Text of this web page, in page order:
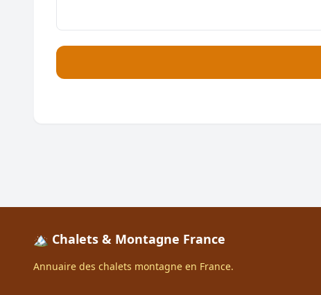
🏔️ Chalets & Montagne France
Annuaire des chalets montagne en France.